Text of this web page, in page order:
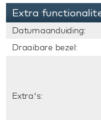
Extra
Datumaanduiding:
Draaibare bezel:
Extra's: